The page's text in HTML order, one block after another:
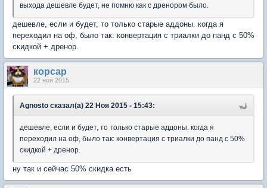
выхода дешевле будет, не помню как с дренором было.
дешевле, если и будет, то только старые аддоны. когда я
переходил на оф, было так: конвертация с триалки до панд с 50%
скидкой + дренор.
корсар
22 ноя 2015
Agnosto сказал(а) 22 Ноя 2015 - 15:43:
дешевле, если и будет, то только старые аддоны. когда я
переходил на оф, было так: конвертация с триалки до панд с 50%
скидкой + дренор.
ну так и сейчас 50% скидка есть